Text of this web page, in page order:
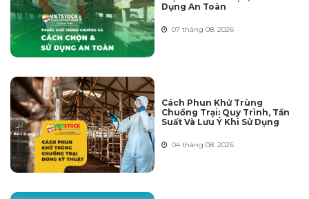
Dụng An Toàn
07 tháng 08. 2026
Cách Phun Khử Trùng
Chuồng Trại: Quy Trình, Tần
Suất Và Lưu Ý Khi Sử Dụng
04 tháng 08. 2026